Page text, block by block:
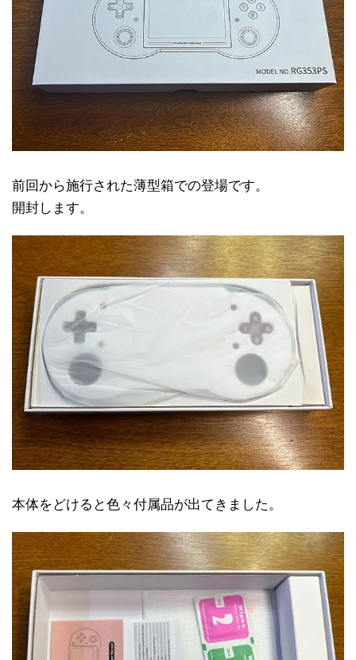
前回から施行された薄型箱での登場です。
開封します。
本体をどけると色々付属品が出てきました。